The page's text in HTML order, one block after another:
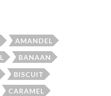
r
AMANDEL
BANAAN
BISCUIT
CARAMEL